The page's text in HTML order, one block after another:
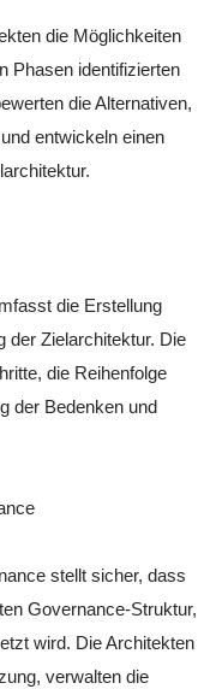
die Möglichkeiten
Phasen identifizierten
die Alternativen,
entwickeln einen
die Erstellung
der Zielarchitektur. Die
die Reihenfolge
der Bedenken und
stellt sicher, dass
Governance-Struktur,
wird. Die Architekten
verwalten die